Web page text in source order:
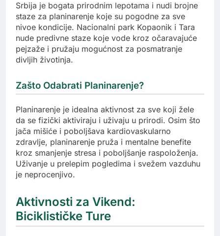
Srbija je bogata prirodnim lepotama i nudi brojne
staze za planinarenje koje su pogodne za sve
nivoe kondicije. Nacionalni park Kopaonik i Tara
nude predivne staze koje vode kroz očaravajuće
pejzaže i pružaju mogućnost za posmatranje
divljih životinja.
Zašto Odabrati Planinarenje?
Planinarenje je idealna aktivnost za sve koji žele
da se fizički aktiviraju i uživaju u prirodi. Osim što
jača mišiće i poboljšava kardiovaskularno
zdravlje, planinarenje pruža i mentalne benefite
kroz smanjenje stresa i poboljšanje raspoloženja.
Uživanje u prelepim pogledima i svežem vazduhu
je neprocenjivo.
Aktivnosti za Vikend:
Biciklističke Ture